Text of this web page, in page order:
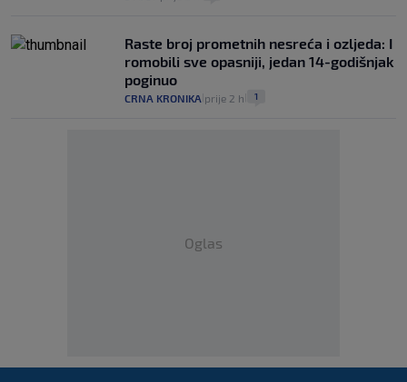
Raste broj prometnih nesreća i ozljeda: I
romobili sve opasniji, jedan 14-godišnjak
poginuo
CRNA KRONIKA prije 2 h 1
Oglas